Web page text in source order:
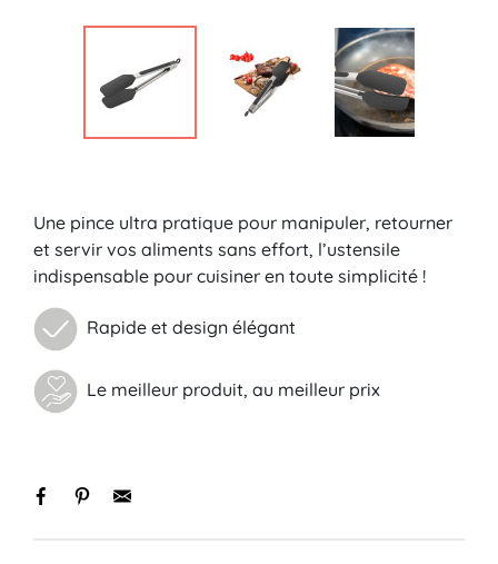
Une pince ultra pratique pour manipuler, retourner
et servir vos aliments sans effort, l’ustensile
indispensable pour cuisiner en toute simplicité !
Rapide et design élégant
Le meilleur produit, au meilleur prix